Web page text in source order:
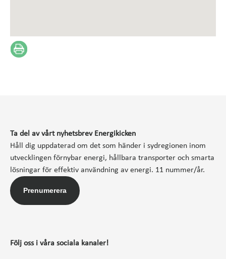
Ta del av vårt nyhetsbrev Energikicken
Håll dig uppdaterad om det som händer i sydregionen inom
utvecklingen förnybar energi, hållbara transporter och smarta
lösningar för effektiv användning av energi. 11 nummer/år.
Prenumerera
Följ oss i våra sociala kanaler!